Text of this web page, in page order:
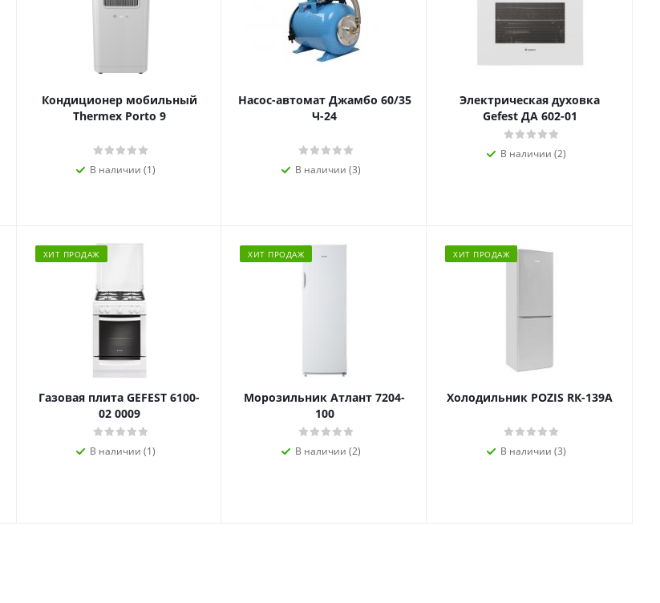
Кондиционер мобильный
Thermex Porto 9
В наличии (1)
Насос-автомат Джамбо 60/35
Ч-24
В наличии (3)
Электрическая духовка
Gefest ДА 602-01
В наличии (2)
ХИТ ПРОДАЖ
Газовая плита GEFEST 6100-
02 0009
В наличии (1)
ХИТ ПРОДАЖ
Морозильник Атлант 7204-
100
В наличии (2)
ХИТ ПРОДАЖ
Холодильник POZIS RК-139А
В наличии (3)